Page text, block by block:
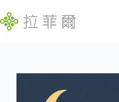
至
定